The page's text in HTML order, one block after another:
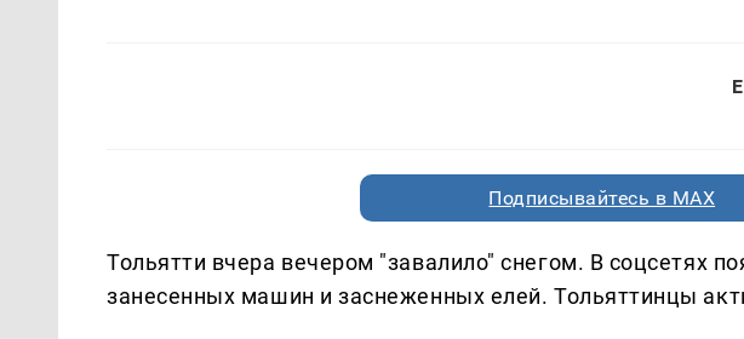
Подписывайтесь в MAX
Тольятти вчера вечером "завалило" снегом. В соцсетях
занесенных машин и заснеженных елей. Тольяттинцы